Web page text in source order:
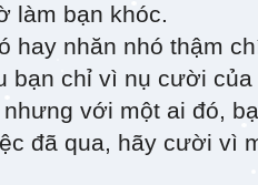
làm bạn khóc.
hay nhăn nhó thậm
bạn chỉ vì nụ cười
với một ai đó,
đã qua, hãy cười vì